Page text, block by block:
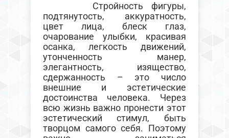
Стройность фигуры,
подтянутость, аккуратность,
цвет лица, блеск глаз,
очарование улыбки, красивая
осанка, легкость движений,
утонченность манер,
элегантность, изящество,
сдержанность – это число
внешние и эстетические
достоинства человека. Через
всю жизнь важно пронести этот
эстетический стимул, быть
творцом самого себя. Поэтому